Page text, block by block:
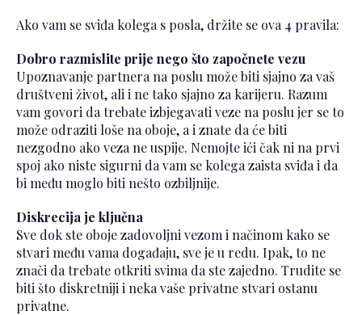
Ako vam se sviđa kolega s posla, držite se ova 4 pravila:
Dobro razmislite prije nego što započnete vezu
Upoznavanje partnera na poslu može biti sjajno za vaš
društveni život, ali i ne tako sjajno za karijeru. Razum
vam govori da trebate izbjegavati veze na poslu jer se to
može odraziti loše na oboje, a i znate da će biti
nezgodno ako veza ne uspije. Nemojte ići čak ni na prvi
spoj ako niste sigurni da vam se kolega zaista sviđa i da
bi među moglo biti nešto ozbiljnije.
Diskrecija je ključna
Sve dok ste oboje zadovoljni vezom i načinom kako se
stvari među vama događaju, sve je u redu. Ipak, to ne
znači da trebate otkriti svima da ste zajedno. Trudite se
biti što diskretniji i neka vaše privatne stvari ostanu
privatne.